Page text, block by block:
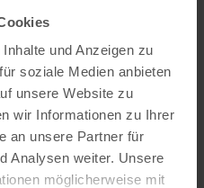
und Anzeigen zu
soziale Medien anbieten
unsere Website zu
wir Informationen zu Ihrer
an unsere Partner für
Analysen weiter. Unsere
möglicherweise mit